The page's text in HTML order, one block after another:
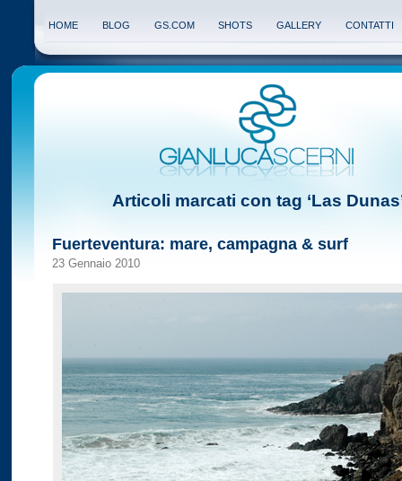
HOME BLOG GS.COM SHOTS GALLERY CONTATTI
Articoli marcati con tag ‘Las
Fuerteventura: mare, campagna & surf
23 Gennaio 2010